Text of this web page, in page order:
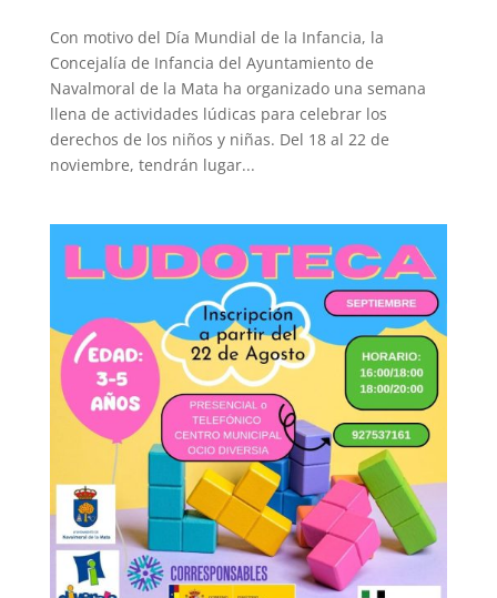
Con motivo del Día Mundial de la Infancia, la
Concejalía de Infancia del Ayuntamiento de
Navalmoral de la Mata ha organizado una semana
llena de actividades lúdicas para celebrar los
derechos de los niños y niñas. Del 18 al 22 de
noviembre, tendrán lugar...